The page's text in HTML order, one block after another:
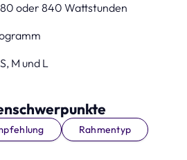
oder 840 Wattstunden
M und L
Rahmentyp